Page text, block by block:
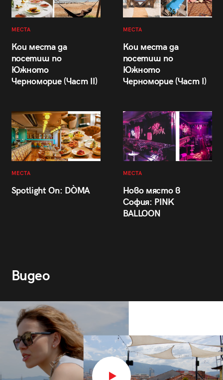
МЕСТА
Кои места да
посетиш по
Южното
Черноморие (Част II)
МЕСТА
Кои места да
посетиш по
Южното
Черноморие (Част I)
МЕСТА
Spotlight On: DÒMA
МЕСТА
Ново място в
София: PINK
BALLOON
Видео